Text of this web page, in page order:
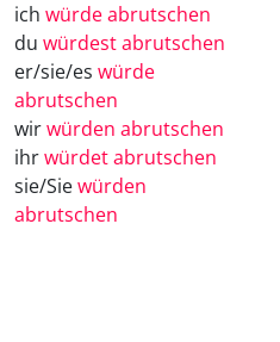
ich würde abrutschen
du würdest abrutschen
er/sie/es würde
abrutschen
wirwürden abrutschen
ihrwürdet abrutschen
sie/Siewürden
abrutschen